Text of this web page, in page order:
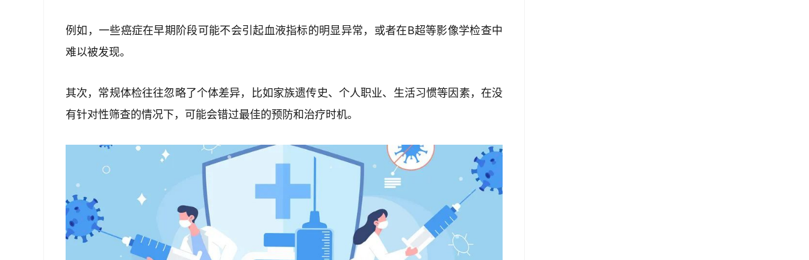
例如，一些癌症在早期阶段可能不会引起血液指标的明显异常，或者在B超等影像学检查中
难以被发现。
其次，常规体检往往忽略了个体差异，比如家族遗传史、个人职业、生活习惯等因素，在没
有针对性筛查的情况下，可能会错过最佳的预防和治疗时机。